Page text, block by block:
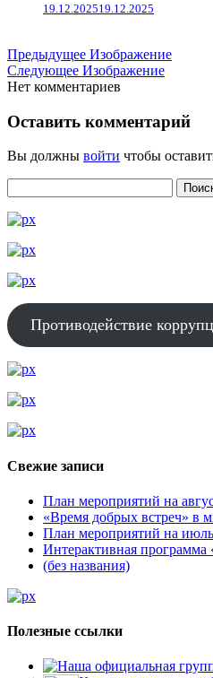
19.12.202519.12.2025
Предыдущее Изображение
Следующее Изображение
Нет комментариев
Оставить комментарий
Вы должны войти чтобы
Противодействие
Свежие записи
План мероприятий на
«Время добрых встреч» в
План мероприятий на июль
Интерактивная программа
(без названия)
Полезные ссылки
Наша официальная